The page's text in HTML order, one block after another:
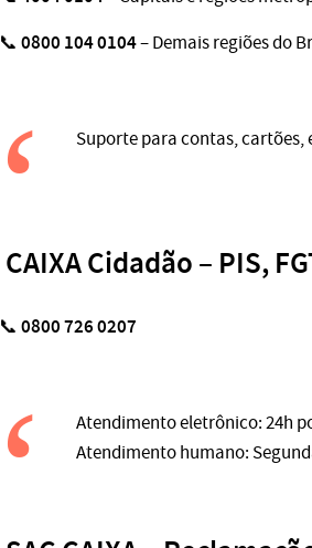
📞 0800 104 0104– Demais regiões do
Suporte para contas, cartões,
CAIXA Cidadão – PIS,
📞 0800 726 0207
Atendimento eletrônico: 24h
Atendimento humano: